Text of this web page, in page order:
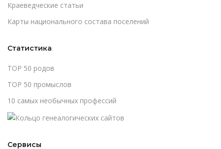
Краеведческие статьи
Карты национального состава поселений
Статистика
TOP 50 родов
TOP 50 промыслов
10 самых необычных профессий
Сервисы